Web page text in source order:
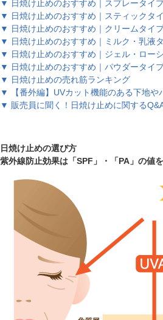
▼ 日焼け止めのおすすめ｜スプレータイ
▼ 日焼け止めのおすすめ｜スティックタ
▼ 日焼け止めのおすすめ｜クリームタイ
▼ 日焼け止めのおすすめ｜ミルク・乳液
▼ 日焼け止めのおすすめ｜ジェル・ロー
▼ 日焼け止めのおすすめ｜パウダータイ
▼ 日焼け止めの売れ筋ランキング
▼ 【番外編】UVカット機能のある下地や
▼ 販売員に聞く！日焼け止めに関する
日焼け止めの選び方
紫外線防止効果は「SPF」・「PA」の値